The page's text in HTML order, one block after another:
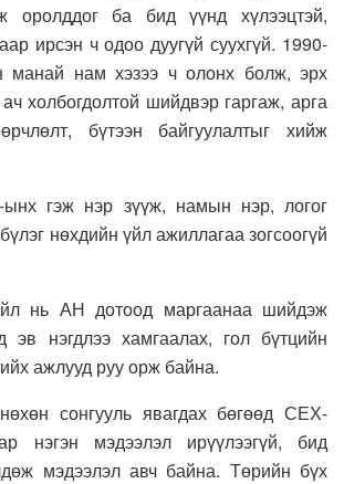
оролддог ба бид үүнд хүлээцтэй,
ирсэн ч одоо дуугүй суухгүй. 1990-
манай нам хэзээ ч олонх болж, эрх
холбогдолтой шийдвэр гаргаж, арга
бүтээн байгуулалтыг хийж
гэж нэр зүүж, намын нэр, логог
нөхдийн үйл ажиллагаа зогсоогүй
нь АН дотоод маргаанаа шийдэж
нэгдлээ хамгаалах, гол бүтцийн
ажлууд руу орж байна.
сонгууль явагдах бөгөөд СЕХ-
нэгэн мэдээлэл ирүүлээгүй, бид
мэдээлэл авч байна. Төрийн бүх